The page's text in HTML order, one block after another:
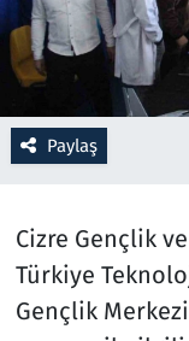
Paylaş
Cizre Gençlik
Türkiye
Gençlik
Rüya
Sağlık
Savunma
Seçim 2023
Spor